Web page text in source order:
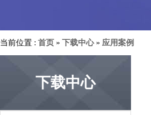
当前位置 : 首页 » 下载中心» 应用案例
下载中心